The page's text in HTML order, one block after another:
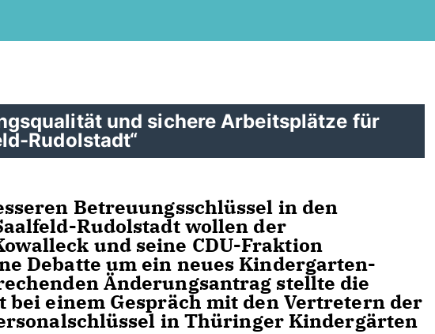
und sichere Arbeitsplätze für
Rudolstadt“
Betreuungsschlüssel in den
Rudolstadt wollen der
und seine CDU-Fraktion
Debatte um ein neues Kindergarten-
Änderungsantrag stellte die
einem Gespräch mit den Vertretern der
in Thüringer Kindergärten